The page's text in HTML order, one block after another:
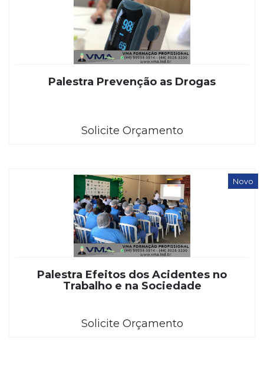
Palestra Prevenção as Drogas
Solicite Orçamento
Palestra Efeitos dos Acidentes no
Trabalho e na Sociedade
Solicite Orçamento
Novo